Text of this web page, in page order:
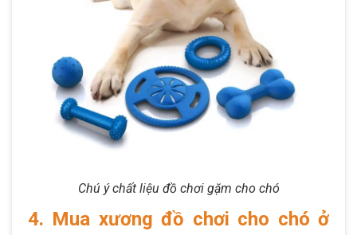
Chú ý chất liệu đồ chơi gặm cho chó
4. Mua xương đồ chơi cho chó ở